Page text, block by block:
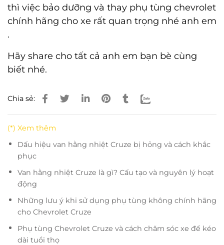
thì việc bảo dưỡng và thay phụ tùng chevrolet
chính hãng cho xe rất quan trọng nhé anh em
.
Hãy share cho tất cả anh em bạn bè cùng
biết nhé.
Chia sẻ:
(*) Xem thêm
Dấu hiệu van hằng nhiệt Cruze bị hỏng và cách khắc
phục
Van hằng nhiệt Cruze là gì? Cấu tạo và nguyên lý hoạt
động
Những lưu ý khi sử dụng phụ tùng không chính hãng
cho Chevrolet Cruze
Phụ tùng Chevrolet Cruze và cách chăm sóc xe để kéo
dài tuổi thọ